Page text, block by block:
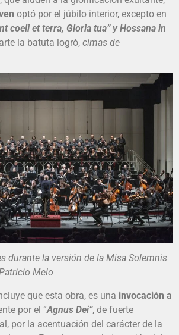
optó por el júbilo interior, excepto en
coeli et terra, Gloria tua” y Hossana in
la batuta logró, cimas de
durante la versión de la Misa Solemnis
Melo
que esta obra, es una invocación a
por el “Agnus Dei”, de fuerte
por la acentuación del carácter de la